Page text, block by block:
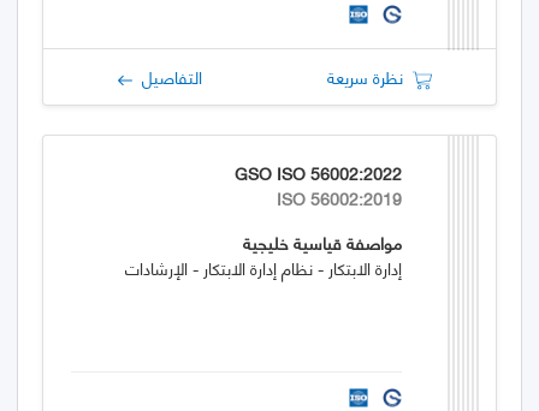
نظرة سريعة التفاصيل
GSO ISO 56002:2022
ISO 56002:2019
مواصفة قياسية خليجية
إدارة الابتكار - نظام إدارة الابتكار - الإرشادات